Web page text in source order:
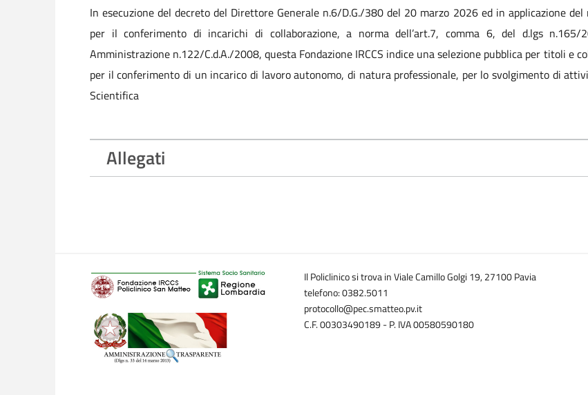
In esecuzione del decreto del Direttore Generale n.6/D.G./380 del 20 marzo 2026 ed in applicazione
per il conferimento di incarichi di collaborazione, a norma dell’art.7, comma 6, del d.lgs n.165/
Amministrazione n.122/C.d.A./2008, questa Fondazione IRCCS indice una selezione pubblica per titoli e
per il conferimento di un incarico di lavoro autonomo, di natura professionale, per lo svolgimento di
Scientifica
Allegati
Il Policlinico si trova in Viale Camillo Golgi 19, 27100 Pavia
telefono: 0382.5011
protocollo@pec.smatteo.pv.it
C.F. 00303490189 - P. IVA 00580590180